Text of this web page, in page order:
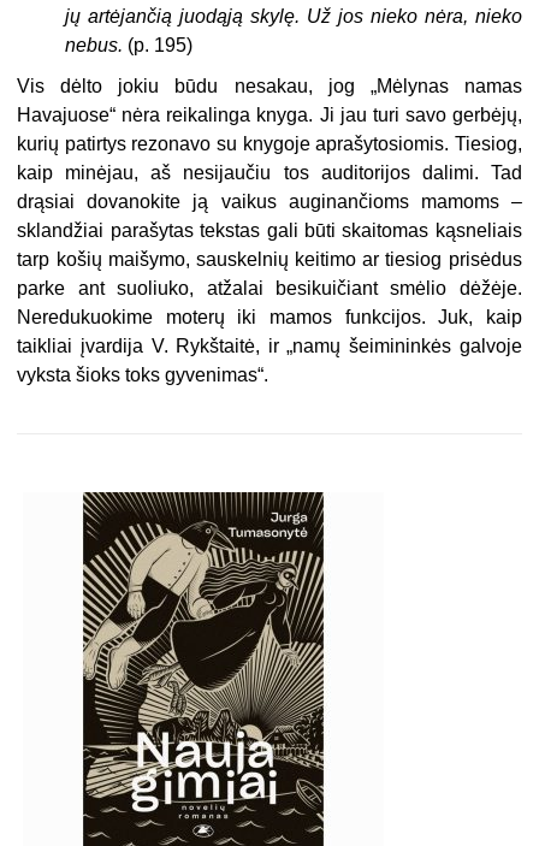
jų artėjančią juodąją skylę. Už jos nieko nėra, nieko
nebus. (p. 195)
Vis dėlto jokiu būdu nesakau, jog „Mėlynas namas
Havajuose“ nėra reikalinga knyga. Ji jau turi savo gerbėjų,
kurių patirtys rezonavo su knygoje aprašytosiomis. Tiesiog,
kaip minėjau, aš nesijaučiu tos auditorijos dalimi. Tad
drąsiai dovanokite ją vaikus auginančioms mamoms –
sklandžiai parašytas tekstas gali būti skaitomas kąsneliais
tarp košių maišymo, sauskelnių keitimo ar tiesiog prisėdus
parke ant suoliuko, atžalai besikuičiant smėlio dėžėje.
Neredukuokime moterų iki mamos funkcijos. Juk, kaip
taikliai įvardija V. Rykštaitė, ir „namų šeimininkės galvoje
vyksta šioks toks gyvenimas“.